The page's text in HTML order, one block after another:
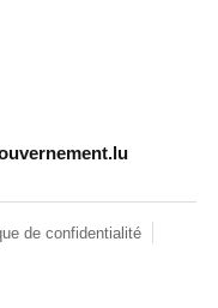
de confidentialité